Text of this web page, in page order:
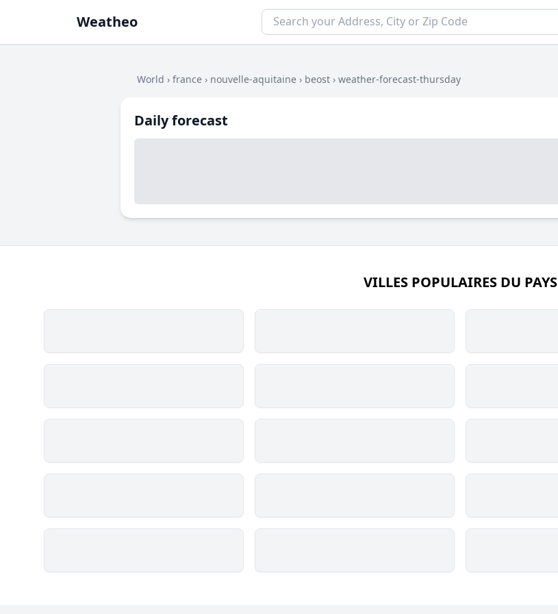
Weatheo
World › france › nouvelle-aquitaine › beost › weather-forecast-thursday
Daily forecast
VILLES POPULAIRES DU PAYS